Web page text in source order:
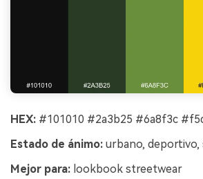
HEX: #101010 #2a3b25 #6a8f3c
Estado de ánimo: urbano, deportivo,
Mejor para: lookbook streetwear